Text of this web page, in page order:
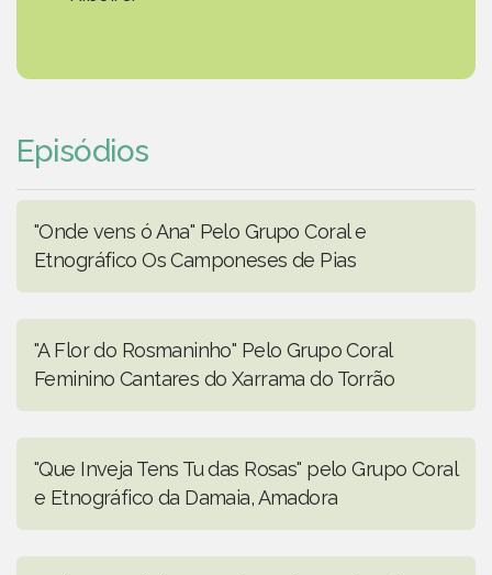
Episódios
"Onde vens ó Ana" Pelo Grupo Coral e
Etnográfico Os Camponeses de Pias
"A Flor do Rosmaninho" Pelo Grupo Coral
Feminino Cantares do Xarrama do Torrão
"Que Inveja Tens Tu das Rosas" pelo Grupo Coral
e Etnográfico da Damaia, Amadora